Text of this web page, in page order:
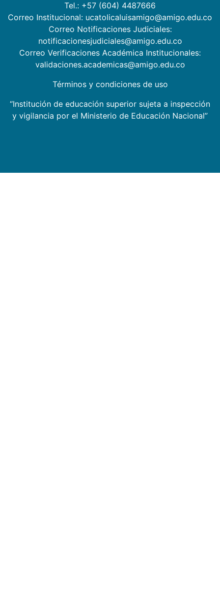
Tel.: +57 (604) 4487666
Correo Institucional: ucatolicaluisamigo@amigo.edu.co
Correo Notificaciones Judiciales:
notificacionesjudiciales@amigo.edu.co
Correo Verificaciones Académica Institucionales:
validaciones.academicas@amigo.edu.co
Términos y condiciones de uso
“Institución de educación superior sujeta a inspección
y vigilancia por el Ministerio de Educación Nacional”